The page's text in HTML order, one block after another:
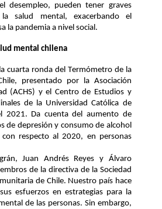
desempleo, pueden tener graves
la salud mental , exacerbando el
la pandemia a nivel social.
mental chilena
cuarta ronda del T
ermómetro de la
hile, presentado por la Asociación
(ACHS) y el Centro de Estudios y
de la Universidad Católica de
2021. Da cuenta del aumento de
de depresión y consumo de alcohol
respecto al 2020, en personas
Juan Andrés Reyes y Álvaro
de la d irectiva de la Sociedad
de Chile. Nuestro país hace
sus esfuerzos en
estrategias para la
l de las personas. Sin embargo,